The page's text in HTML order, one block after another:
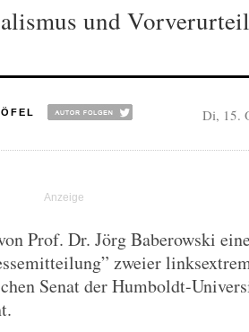
und
Di, 15.
Prof. Dr. Jörg Baberowski
zweier
Senat der Humboldt-